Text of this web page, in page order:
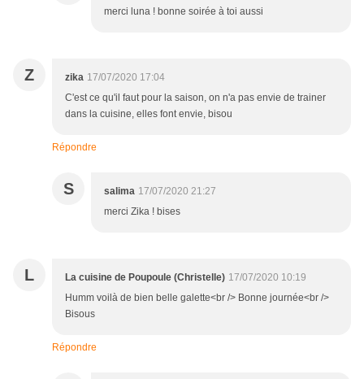
merci luna ! bonne soirée à toi aussi
Z zika 17/07/2020 17:04
C'est ce qu'il faut pour la saison, on n'a pas envie de trainer
dans la cuisine, elles font envie, bisou
Répondre
S salima 17/07/2020 21:27
merci Zika ! bises
L La cuisine de Poupoule (Christelle) 17/07/2020 10:19
Humm voilà de bien belle galette<br /> Bonne journée<br />
Bisous
Répondre